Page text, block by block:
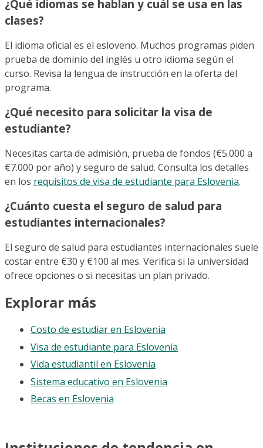
¿Qué idiomas se hablan y cuál se usa en las
clases?
El idioma oficial es el esloveno. Muchos programas piden
prueba de dominio del inglés u otro idioma según el
curso. Revisa la lengua de instrucción en la oferta del
programa.
¿Qué necesito para solicitar la visa de
estudiante?
Necesitas carta de admisión, prueba de fondos (€5.000 a
€7.000 por año) y seguro de salud. Consulta los detalles
en los requisitos de visa de estudiante para Eslovenia.
¿Cuánto cuesta el seguro de salud para
estudiantes internacionales?
El seguro de salud para estudiantes internacionales suele
costar entre €30 y €100 al mes. Verifica si la universidad
ofrece opciones o si necesitas un plan privado.
Explorar más
Costo de estudiar en Eslovenia
Visa de estudiante para Eslovenia
Vida estudiantil en Eslovenia
Sistema educativo en Eslovenia
Becas en Eslovenia